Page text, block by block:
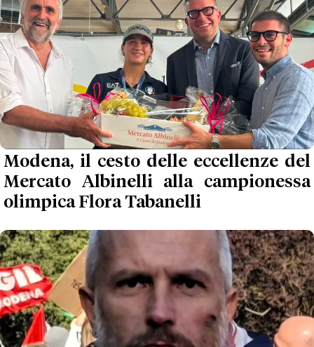
Modena, il cesto delle eccellenze del
Mercato Albinelli alla campionessa
olimpica Flora Tabanelli